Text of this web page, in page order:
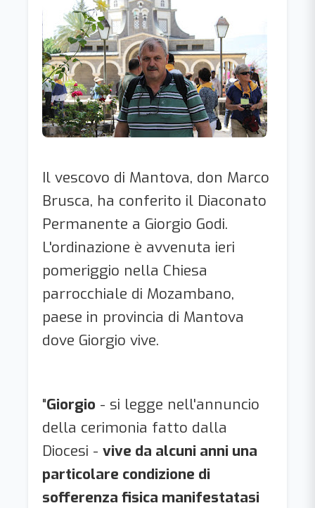
Il vescovo di Mantova, don Marco
Brusca, ha conferito il Diaconato
Permanente a Giorgio Godi.
L'ordinazione è avvenuta ieri
pomeriggio nella Chiesa
parrocchiale di Mozambano,
paese in provincia di Mantova
dove Giorgio vive.
"Giorgio - si legge nell'annuncio
della cerimonia fatto dalla
Diocesi - vive da alcuni anni una
particolare condizione di
sofferenza fisica manifestatasi